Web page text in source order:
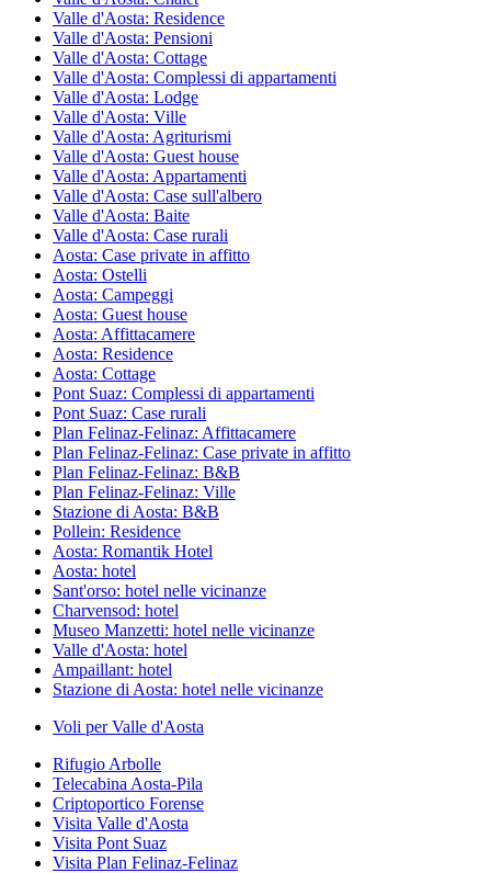
Valle d'Aosta: Residence
Valle d'Aosta: Pensioni
Valle d'Aosta: Cottage
Valle d'Aosta: Complessi di appartamenti
Valle d'Aosta: Lodge
Valle d'Aosta: Ville
Valle d'Aosta: Agriturismi
Valle d'Aosta: Guest house
Valle d'Aosta: Appartamenti
Valle d'Aosta: Case sull'albero
Valle d'Aosta: Baite
Valle d'Aosta: Case rurali
Aosta: Case private in affitto
Aosta: Ostelli
Aosta: Campeggi
Aosta: Guest house
Aosta: Affittacamere
Aosta: Residence
Aosta: Cottage
Pont Suaz: Complessi di appartamenti
Pont Suaz: Case rurali
Plan Felinaz-Felinaz: Affittacamere
Plan Felinaz-Felinaz: Case private in affitto
Plan Felinaz-Felinaz: B&B
Plan Felinaz-Felinaz: Ville
Stazione di Aosta: B&B
Pollein: Residence
Aosta: Romantik Hotel
Aosta: hotel
Sant'orso: hotel nelle vicinanze
Charvensod: hotel
Museo Manzetti: hotel nelle vicinanze
Valle d'Aosta: hotel
Ampaillant: hotel
Stazione di Aosta: hotel nelle vicinanze
Voli per Valle d'Aosta
Rifugio Arbolle
Telecabina Aosta-Pila
Criptoportico Forense
Visita Valle d'Aosta
Visita Pont Suaz
Visita Plan Felinaz-Felinaz